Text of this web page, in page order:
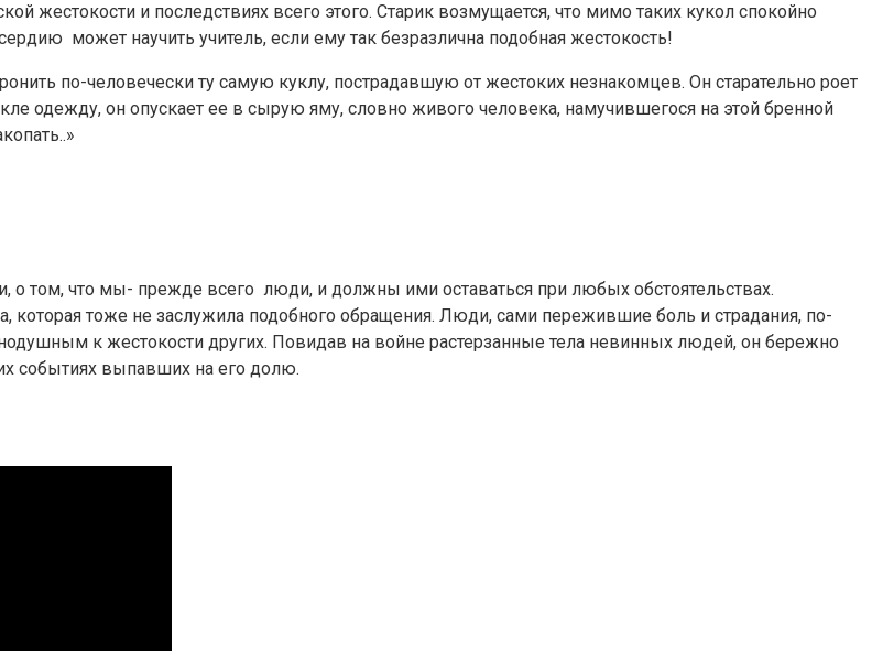
и последствиях всего этого. Старик возмущается, что мимо таких кукол спокойно
может научить учитель, если ему так безразлична подобная жестокость!
по-человечески ту самую куклу, пострадавшую от жестоких незнакомцев. Он старательно роет
одежду, он опускает ее в сырую яму, словно живого человека, намучившегося на этой бренной
о том, что мы- прежде всего люди, и должны ими оставаться при любых обстоятельствах.
которая тоже не заслужила подобного обращения. Люди, сами пережившие боль и страдания, по-
к жестокости других. Повидав на войне растерзанные тела невинных людей, он бережно
событиях выпавших на его долю.